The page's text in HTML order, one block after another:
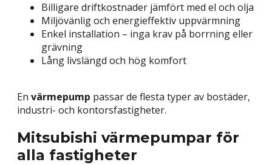
Billigare driftkostnader jämfört med el och olja
Miljövänlig och energieffektiv uppvärmning
Enkel installation – inga krav på borrning eller
grävning
Lång livslängd och hög komfort
En värmepump passar de flesta typer av bostäder,
industri- och kontorsfastigheter.
Mitsubishi värmepumpar för
alla fastigheter